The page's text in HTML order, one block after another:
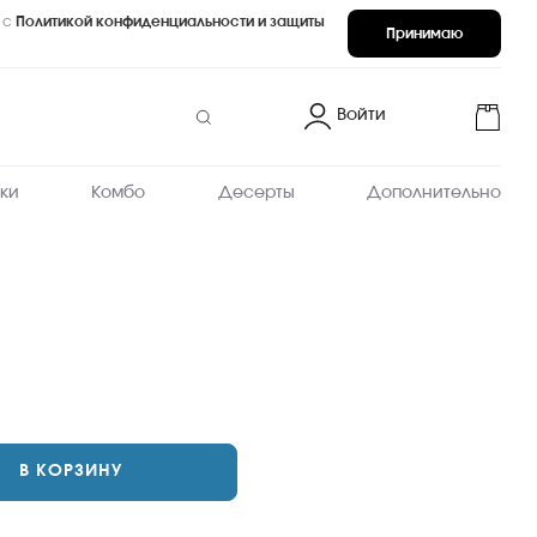
Принимаю
с Политикой конфиденциальности и защиты
Войти
Комбо Десерты Дополнительно
В КОРЗИНУ